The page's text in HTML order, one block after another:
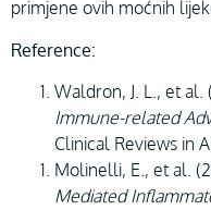
primjene ovih moćnih
Reference:
Waldron, J. L., et al.
Immune-related
Clinical Reviews in
Molinelli, E., et al.
Mediated